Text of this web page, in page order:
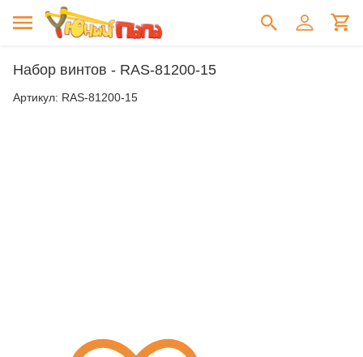
Набор винтов - RAS-81200-15
Артикул: RAS-81200-15